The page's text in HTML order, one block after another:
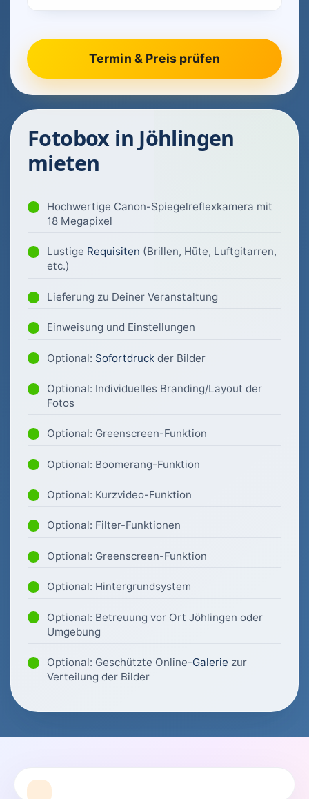
Fotobox in Jöhlingen
mieten
Hochwertige Canon-Spiegelreflexkamera mit
18 Megapixel
Lustige Requisiten (Brillen, Hüte, Luftgitarren,
etc.)
Lieferung zu Deiner Veranstaltung
Einweisung und Einstellungen
Optional: Sofortdruck der Bilder
Optional: Individuelles Branding/Layout der
Fotos
Optional: Greenscreen-Funktion
Optional: Boomerang-Funktion
Optional: Kurzvideo-Funktion
Optional: Filter-Funktionen
Optional: Greenscreen-Funktion
Optional: Hintergrundsystem
Optional: Betreuung vor Ort Jöhlingen oder
Umgebung
Optional: Geschützte Online-Galerie zur
Verteilung der Bilder